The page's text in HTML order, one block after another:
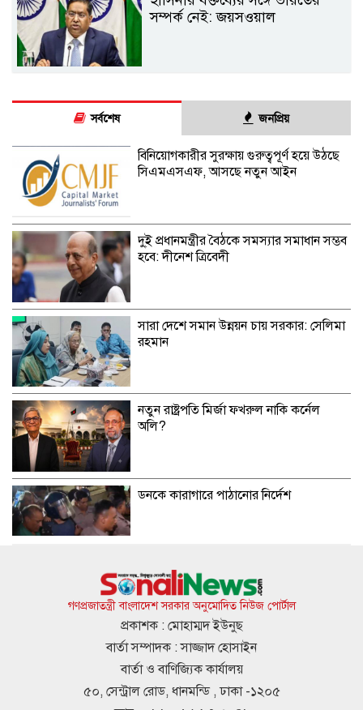
সম্পর্ক নেই: জয়সওয়াল
সর্বশেষ জনপ্রিয়
বিনিয়োগকারীর সুরক্ষায় গুরুত্বপূর্ণ হয়ে উঠছে
সিএমএসএফ, আসছে নতুন আইন
দু্ই প্রধানমন্ত্রীর বৈঠকে সমস্যার সমাধান সম্ভব
হবে: দীনেশ ত্রিবেদী
সারা দেশে সমান উন্নয়ন চায় সরকার: সেলিমা
রহমান
নতুন রাষ্ট্রপতি মির্জা ফখরুল নাকি কর্নেল
অলি?
ডনকে কারাগারে পাঠানোর নির্দেশ
ডেঙ্গুতে আরও দুইজনের মৃত্যু, হাসপাতালে
ভর্তি ৬৭২
পাবনায় একপক্ষের মানববন্ধনে অন্যপক্ষের
হামলা, গুলিবিদ্ধ ১
গণপ্রজাতন্ত্রী বাংলাদেশ সরকার অনুমোদিত নিউজ পোর্টাল
প্রকাশক : মোহাম্মদ ইউনুছ
বার্তা সম্পাদক : সাজ্জাদ হোসাইন
বার্তা ও বাণিজ্যিক কার্যালয়
৫০, সেন্ট্রাল রোড, ধানমন্ডি , ঢাকা -১২০৫